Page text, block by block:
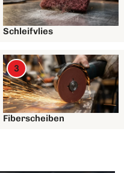
Schleifvlies
Fiberscheiben
3